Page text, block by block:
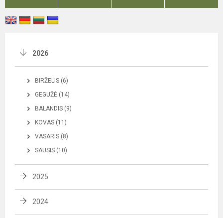
2026
BIRŽELIS (6)
GEGUŽĖ (14)
BALANDIS (9)
KOVAS (11)
VASARIS (8)
SAUSIS (10)
2025
2024